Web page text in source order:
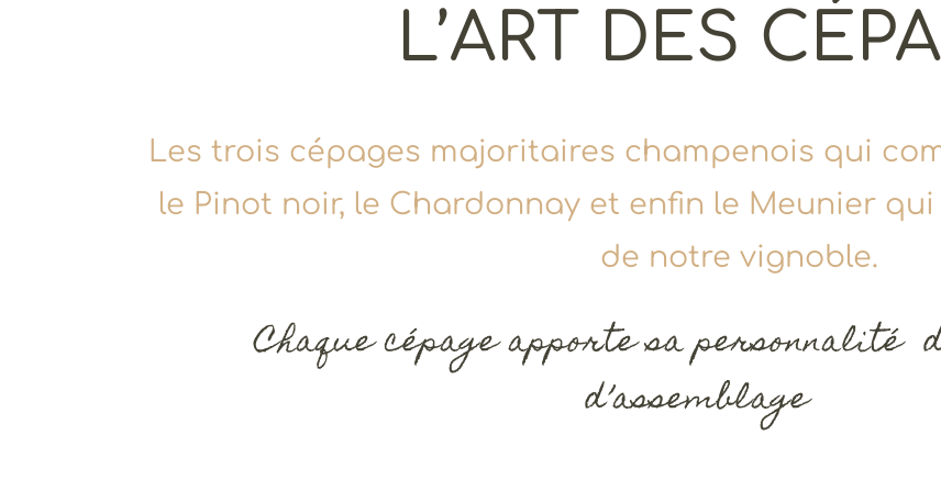
L’ART DES
Les trois cépages majoritaires champenois qui
le Pinot noir, le Chardonnay et enfin le Meunier
de notre vignoble.
Chaque cépage apporte sa personnalité
d’assemblage